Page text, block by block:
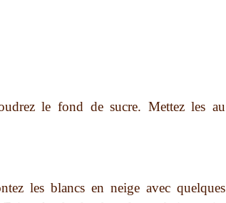
le fond de sucre. Mettez les au
les blancs en neige avec quelques